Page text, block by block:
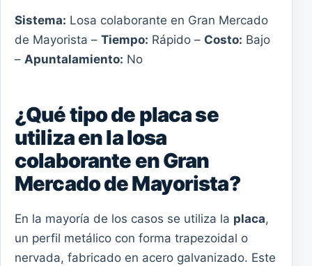
Sistema: Losa colaborante en Gran Mercado
de Mayorista – Tiempo: Rápido – Costo: Bajo
– Apuntalamiento: No
¿Qué tipo de placa se
utiliza en la losa
colaborante en Gran
Mercado de Mayorista?
En la mayoría de los casos se utiliza la placa,
un perfil metálico con forma trapezoidal o
nervada, fabricado en acero galvanizado. Este